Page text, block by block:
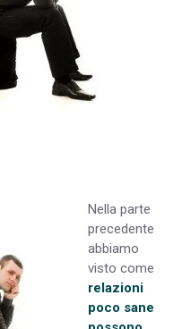
Nella parte
precedente
abbiamo
visto come
relazioni
poco sane